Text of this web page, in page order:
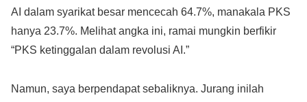
AI dalam syarikat besar mencecah 64.7%, manakala PKS
hanya 23.7%. Melihat angka ini, ramai mungkin berfikir
“PKS ketinggalan dalam revolusi AI.”
Namun, saya berpendapat sebaliknya. Jurang inilah